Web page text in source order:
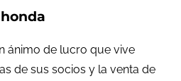
ánimo de lucro que vive
de sus socios y la venta de